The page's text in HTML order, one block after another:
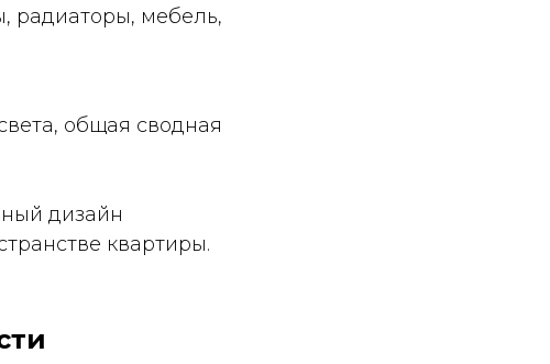
радиаторы, мебель,
общая сводная
дизайн
квартиры.